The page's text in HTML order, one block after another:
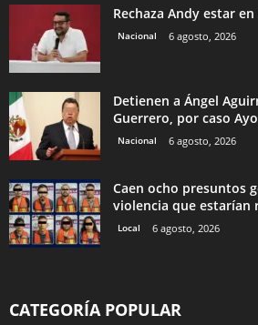
Rechaza Andy estar
Nacional 6 agosto, 2026
Detienen a Ángel
Guerrero, por caso
Nacional 6 agosto, 2026
Caen ocho presuntos
violencia que estarían
Local 6 agosto, 2026
CATEGORÍA POPULAR